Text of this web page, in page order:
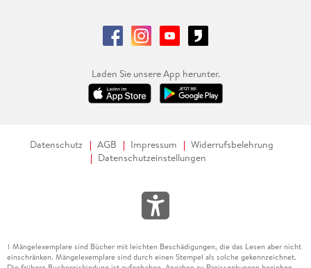
Laden Sie unsere App herunter.
Datenschutz AGB Impressum
Widerrufsbelehrung
Datenschutzeinstellungen
1 Mängelexemplare sind Bücher mit leichten Beschädigungen, die das Lesen aber nicht
einschränken. Mängelexemplare sind durch einen Stempel als solche gekennzeichnet.